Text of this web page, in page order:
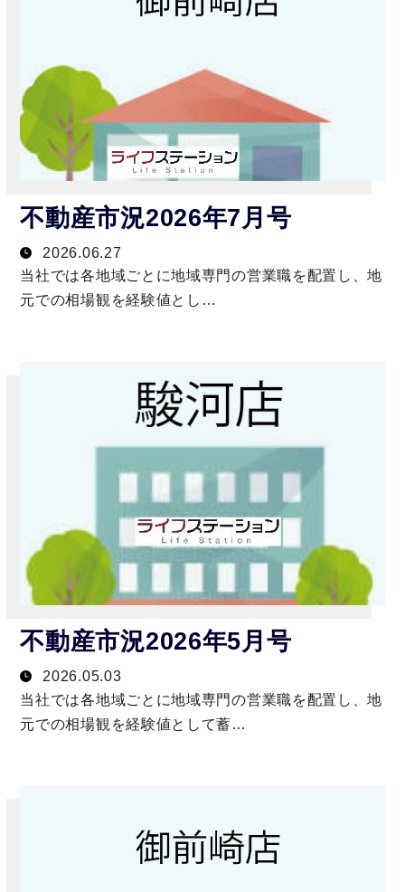
不動産市況2026年7月号
2026.06.27
当社では各地域ごとに地域専門の営業職を配置し、地
元での相場観を経験値とし…
不動産市況2026年5月号
2026.05.03
当社では各地域ごとに地域専門の営業職を配置し、地
元での相場観を経験値として蓄…